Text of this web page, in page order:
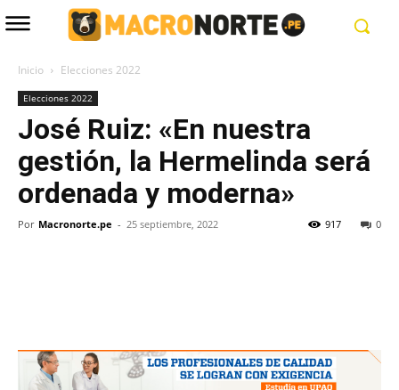
Inicio Elecciones 2022
Elecciones 2022
José Ruiz: «En nuestra
gestión, la Hermelinda será
ordenada y moderna»
Por Macronorte.pe - 25 septiembre, 2022 0
917